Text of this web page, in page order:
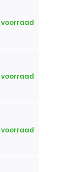
voorraad
voorraad
voorraad